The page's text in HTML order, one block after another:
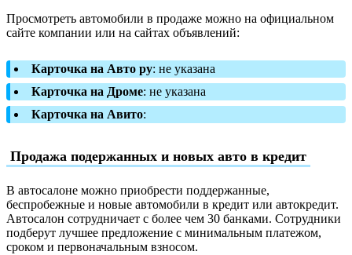
Просмотреть автомобили в продаже можно на официальном
сайте компании или на сайтах объявлений:
Карточка на Авто ру: не указана
Карточка на Дроме: не указана
Карточка на Авито:
Продажа подержанных и новых авто в кредит
В автосалоне можно приобрести поддержанные,
беспробежные и новые автомобили в кредит или автокредит.
Автосалон сотрудничает с более чем 30 банками. Сотрудники
подберут лучшее предложение с минимальным платежом,
сроком и первоначальным взносом.